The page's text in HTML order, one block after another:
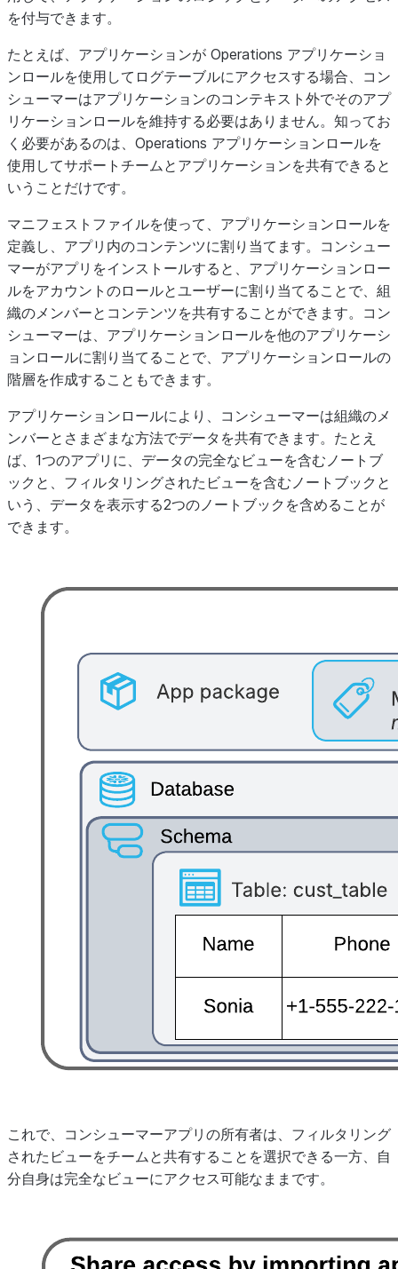
を付与できます。
たとえば、アプリケーションが Operations アプリケーショ
ンロールを使用してログテーブルにアクセスする場合、コン
シューマーはアプリケーションのコンテキスト外でそのアプ
リケーションロールを維持する必要はありません。知ってお
く必要があるのは、 Operations アプリケーションロールを
使用してサポートチームとアプリケーションを共有できると
いうことだけです。
マニフェストファイルを使って、アプリケーションロールを
定義し、アプリ内のコンテンツに割り当てます。コンシュー
マーがアプリをインストールすると、アプリケーションロー
ルをアカウントのロールとユーザーに割り当てることで、組
織のメンバーとコンテンツを共有することができます。コン
シューマーは、アプリケーションロールを他のアプリケーシ
ョンロールに割り当てることで、アプリケーションロールの
階層を作成することもできます。
アプリケーションロールにより、コンシューマーは組織のメ
ンバーとさまざまな方法でデータを共有できます。たとえ
ば、1つのアプリに、データの完全なビューを含むノートブ
ックと、フィルタリングされたビューを含むノートブックと
いう、データを表示する2つのノートブックを含めることが
できます。
これで、コンシューマーアプリの所有者は、フィルタリング
されたビューをチームと共有することを選択できる一方、自
分自身は完全なビューにアクセス可能なままです。